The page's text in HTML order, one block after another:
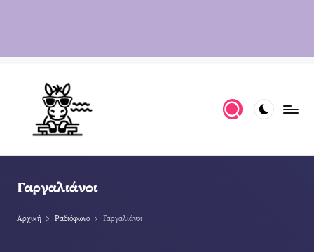
Γαργαλιάνοι
Αρχική Ραδιόφωνο Γαργαλιάνοι